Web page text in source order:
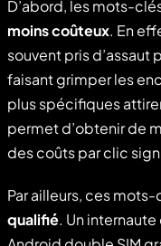
D’abord, les mots-
moins coûteux. En
souvent pris d’assaut
faisant grimper les
plus spécifiques
permet d’obtenir de
des coûts par clic
Par ailleurs, ces
qualifié. Un